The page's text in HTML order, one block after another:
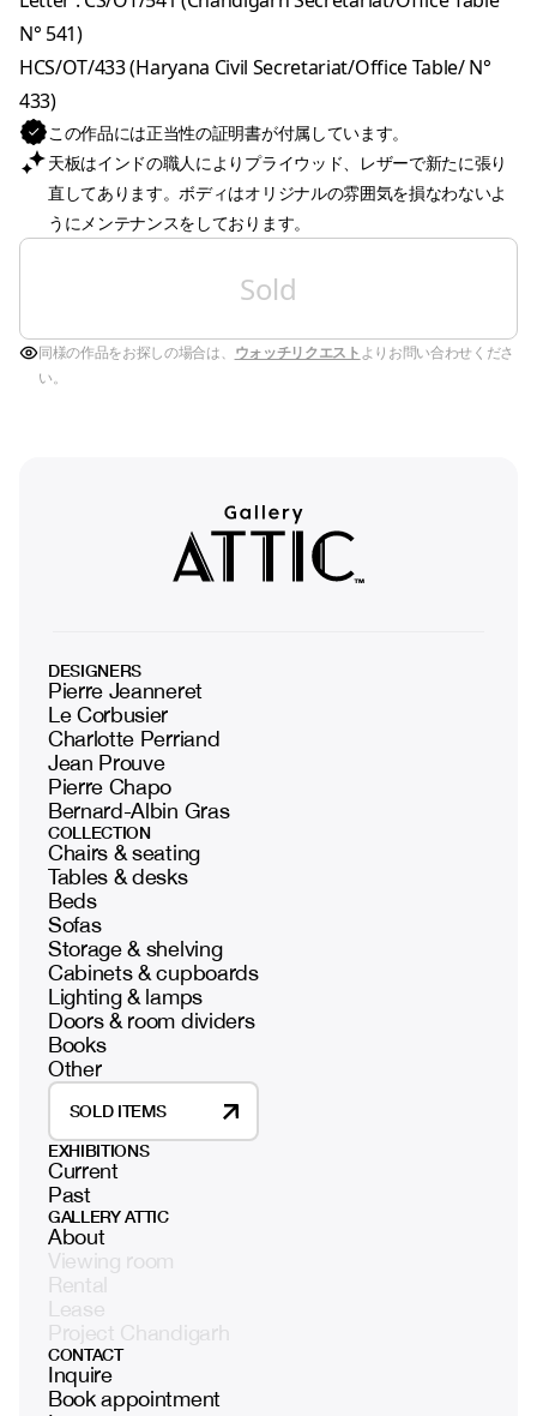
N° 541)
HCS/OT/433 (Haryana Civil Secretariat/Office Table/ N°
433)
この作品には正当性の証明書が付属しています。
天板はインドの職人によりプライウッド、レザーで新たに張り
直してあります。ボディはオリジナルの雰囲気を損なわないよ
うにメンテナンスをしております。
Sold
同様の作品をお探しの場合は、 ウォッチリクエストよりお問い合わせくださ
い。
DESIGNERS
Pierre Jeanneret
Le Corbusier
Charlotte Perriand
Jean Prouve
Pierre Chapo
Bernard-Albin Gras
COLLECTION
Chairs & seating
Tables & desks
Beds
Sofas
Storage & shelving
Cabinets & cupboards
Lighting & lamps
Doors & room dividers
Books
Other
SOLD ITEMS
EXHIBITIONS
Current
Past
GALLERY ATTIC
About
Viewing room
Rental
Lease
Project Chandigarh
CONTACT
Inquire
Book appointment